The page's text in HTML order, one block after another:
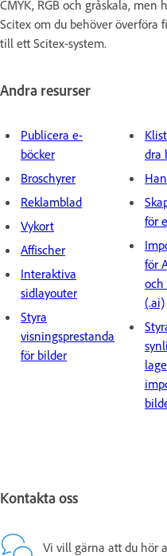
CMYK, RGB och gråskala,
Scitex om du behöver överföra
till ett Scitex-system.
Andra resurser
Publicera e-
böcker
Broschyrer
Reklamblad
Vykort
Affischer
Interaktiva
sidlayouter
Styra
visningsprestanda
för bilder
dra
för
för
och
(.ai)
Kontakta oss
Vi vill gärna att du hör